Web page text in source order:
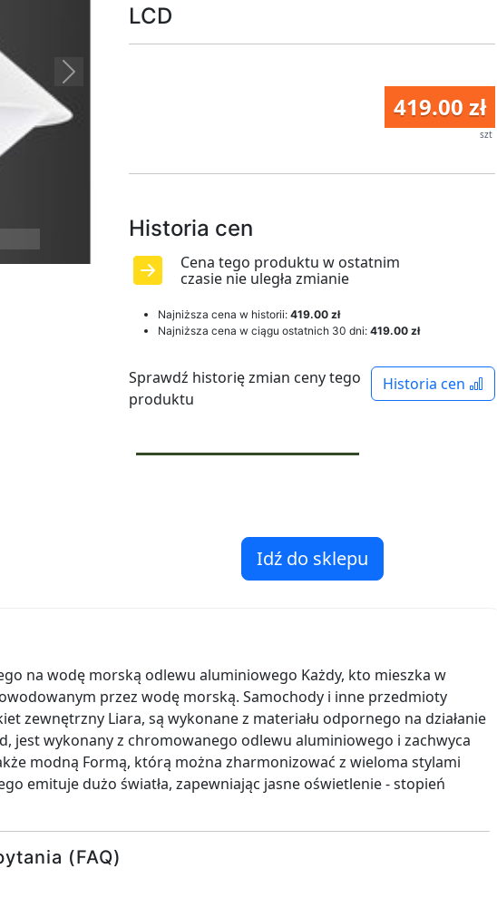
Next
LCD
419.00 zł
szt
Historia cen
Cena tego produktu w ostatnim
czasie nie uległa zmianie
Najniższa cena w historii: 419.00 zł
Najniższa cena w ciągu ostatnich 30 dni: 419.00 zł
Historia cen
Sprawdź historię zmian ceny tego
produktu
Idź do sklepu
na wodę morską odlewu aluminiowego Każdy, kto mieszka w
przez wodę morską. Samochody i inne przedmioty
zewnętrzny Liara, są wykonane z materiału odpornego na działanie
jest wykonany z chromowanego odlewu aluminiowego i zachwyca
modną Formą, którą można zharmonizować z wieloma stylami
emituje dużo światła, zapewniając jasne oświetlenie - stopień
(FAQ)